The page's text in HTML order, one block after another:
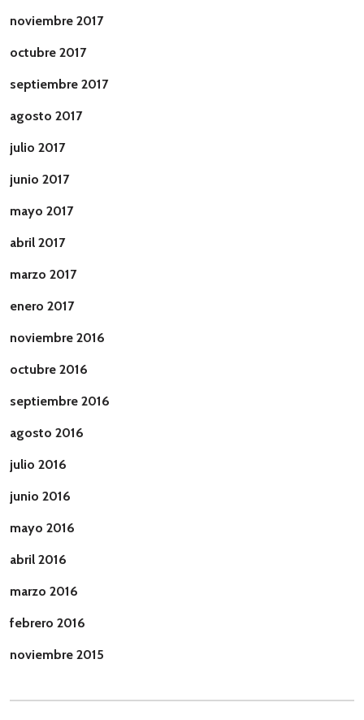
noviembre 2017
octubre 2017
septiembre 2017
agosto 2017
julio 2017
junio 2017
mayo 2017
abril 2017
marzo 2017
enero 2017
noviembre 2016
octubre 2016
septiembre 2016
agosto 2016
julio 2016
junio 2016
mayo 2016
abril 2016
marzo 2016
febrero 2016
noviembre 2015